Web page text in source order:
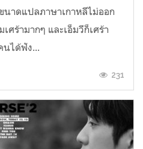
นาดแปลภาษาเกาหลีไม่ออก
ศร้ามากๆ และเอ็มวีก็เศร้า
นได้ฟัง...
231